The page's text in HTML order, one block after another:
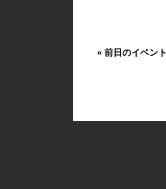
« 前日のイベント